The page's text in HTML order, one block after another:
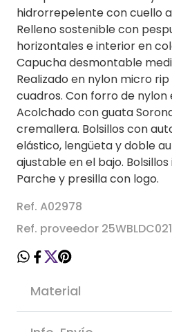
hidrorrepelente con cuello
Relleno sostenible con
horizontales e interior en
Capucha desmontable
Realizado en nylon micro
cuadros. Con forro de
Acolchado con guata
cremallera. Bolsillos con
elástico, lengüeta y doble
ajustable en el bajo.
Parche y presilla con logo.
Ref. A02978
Ref. proveedor
Material